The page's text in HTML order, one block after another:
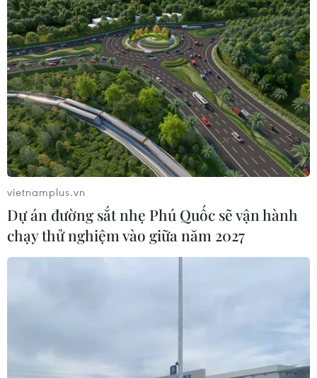
Phó Tổng Biên tập: NGUYỄN THỊ TÁM, KHÚC THANH
THỦY
Sở hữu trí tuệ
Quy định sử dụng
RSS
Hỗ trợ
Ngôn ngữ
TTXVN
Dịch vụ tin
Quảng cáo
Liên hệ
Giấy phép số: 1374/GP-BTTTT do Bộ Thông tin và Truyền thông
cấp ngày 11/9/2008.
Email:vietnamplus2008@gmail.com
© Bản quyền thuộc về VietnamPlus, TTXVN. Cấm sao chép dưới
vietnamplus.vn
Dự án đường sắt nhẹ Phú Quốc sẽ vận hành
chạy thử nghiệm vào giữa năm 2027